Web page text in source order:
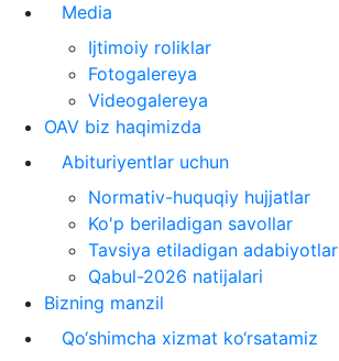
Media
Ijtimoiy roliklar
Fotogalereya
Videogalereya
OAV biz haqimizda
Abituriyentlar uchun
Normativ-huquqiy hujjatlar
Ko'p beriladigan savollar
Tavsiya etiladigan adabiyotlar
Qabul-2026 natijalari
Bizning manzil
Qo‘shimcha xizmat ko‘rsatamiz